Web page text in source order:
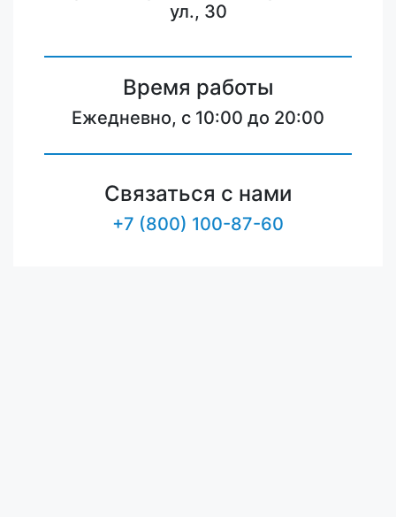
ул., 30
Время работы
Ежедневно, с 10:00 до 20:00
Связаться с нами
+7 (800) 100-87-60